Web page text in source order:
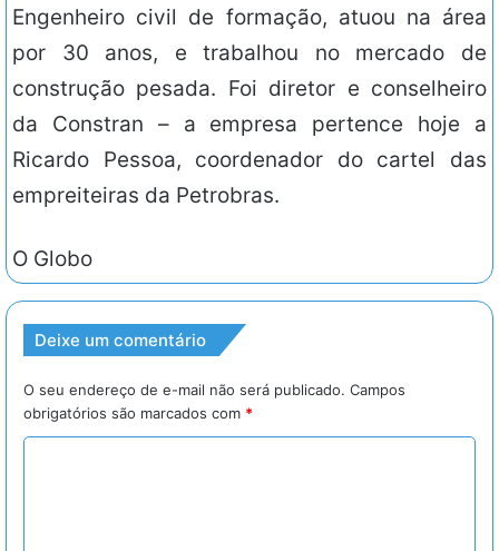
Engenheiro civil de formação, atuou na área
por 30 anos, e trabalhou no mercado de
construção pesada. Foi diretor e conselheiro
da Constran – a empresa pertence hoje a
Ricardo Pessoa, coordenador do cartel das
empreiteiras da Petrobras.
O Globo
Deixe um comentário
O seu endereço de e-mail não será publicado. Campos
obrigatórios são marcados com *